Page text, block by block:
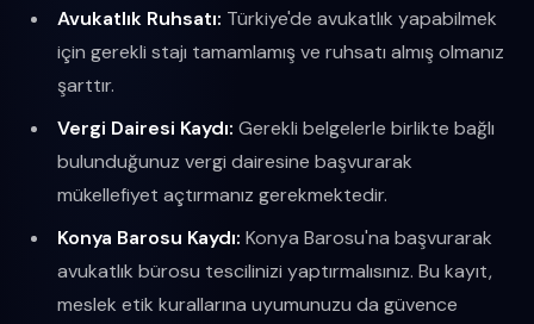
Avukatlık Ruhsatı: Türkiye'de avukatlık yapabilmek
için gerekli stajı tamamlamış ve ruhsatı almış olmanız
şarttır.
Vergi Dairesi Kaydı: Gerekli belgelerle birlikte bağlı
bulunduğunuz vergi dairesine başvurarak
mükellefiyet açtırmanız gerekmektedir.
Konya Barosu Kaydı: Konya Barosu'na başvurarak
avukatlık bürosu tescilinizi yaptırmalısınız. Bu kayıt,
meslek etik kurallarına uyumunuzu da güvence